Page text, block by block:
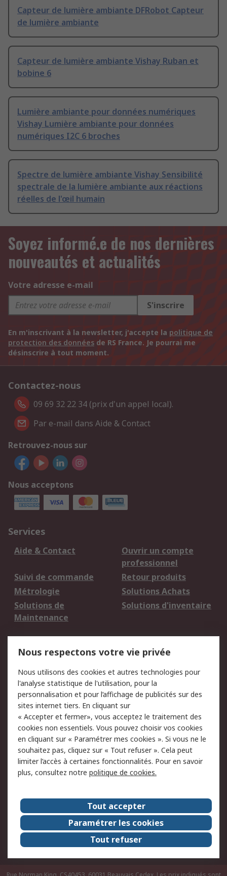
Capteur de lumière ambiante DFRobot Capteur
de lumière ambiante
Capteur de lumière ambiante Vishay Ruban et
bobine 6
Lumière ambiante pour données numériques
Vishay Lumière ambiante pour données
numériques I2C 6 broches
Spectre de lumière ambiante Vishay Sensibilité
spectrale de la lumière ambiante aux réactions
réelles de l'œil humain
Soyez informé.e de nos dernières
nouveautés et actualités
Votre adresse e-mail
S'inscrire
En m'inscrivant à la newsletter, j'accepte la politique de
protection des données de RS France. Je pourrai me
désinscrire à tout moment.
Contactez-nous
09 69 32 22 34 (prix d'un appel local).
Par e-mail dans Aide & Contact
Retrouvez-nous sur
Nous acceptons
Services
Aide & Contact
Ouvrir un compte
professionnel
Suivi de commande
Retour produits
Métrologie
Solutions Achats
Solutions de
Maintenance
Solutions d'inventaire
du site
Politique de protection
des données - Mise à
jour
Sécurité des E-mails
Conditions générales
de vente
Politique anti-
corruption
Campagnes marketing
A propos de RS
A propos de RS France
Evénements
Le groupe RS Group Plc
Presse
RS dans le monde
Démarche RSE
Nous rejoindre
RS Particuliers
Nous respectons votre vie privée
Nous utilisons des cookies et autres technologies pour
l'analyse statistique de l'utilisation, pour la
personnalisation et pour l’affichage de publicités sur des
sites internet tiers. En cliquant sur
« Accepter et fermer», vous acceptez le traitement des
cookies non essentiels. Vous pouvez choisir vos cookies
en cliquant sur « Paramétrer mes cookies ». Si vous ne le
souhaitez pas, cliquez sur « Tout refuser ». Cela peut
limiter l’accès à certaines fonctionnalités. Pour en savoir
plus, consultez notre politique de cookies.
Tout accepter
Paramétrer les cookies
Tout refuser